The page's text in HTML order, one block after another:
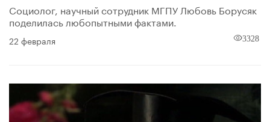
Социолог, научный сотрудник МГПУ Любовь Борусяк
поделилась любопытными фактами.
22 февраля 3328